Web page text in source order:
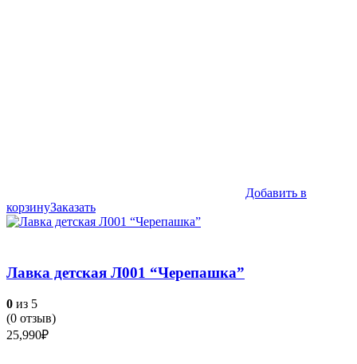
Добавить в
корзинуЗаказать
Лавка детская Л001 “Черепашка”
0 из 5
(0 отзыв)
25,990₽